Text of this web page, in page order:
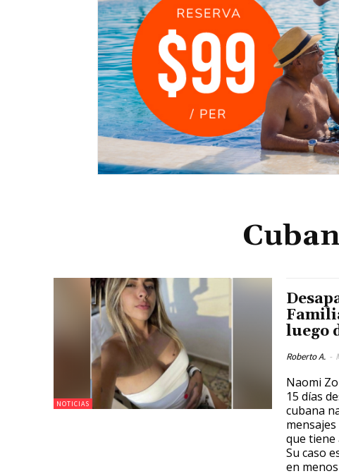
NOTICIAS
luego
Roberto A. -
Naomi
15 días
cubana
que tiene
Su caso
en